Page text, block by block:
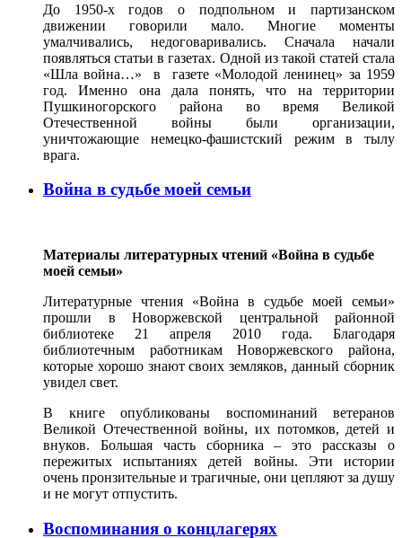
До 1950-х годов о подпольном и партизанском
движении говорили мало. Многие моменты
умалчивались, недоговаривались. Сначала начали
появляться статьи в газетах. Одной из такой статей стала
«Шла война…» в газете «Молодой ленинец» за 1959
год. Именно она дала понять, что на территории
Пушкиногорского района во время Великой
Отечественной войны были организации,
уничтожающие немецко-фашистский режим в тылу
врага.
Война в судьбе моей семьи
Материалы литературных чтений «Война в судьбе
моей семьи»
Литературные чтения «Война в судьбе моей семьи»
прошли в Новоржевской центральной районной
библиотеке 21 апреля 2010 года. Благодаря
библиотечным работникам Новоржевского района,
которые хорошо знают своих земляков, данный сборник
увидел свет.
В книге опубликованы воспоминаний ветеранов
Великой Отечественной войны, их потомков, детей и
внуков. Большая часть сборника – это рассказы о
пережитых испытаниях детей войны. Эти истории
очень пронзительные и трагичные, они цепляют за душу
и не могут отпустить.
Воспоминания о концлагерях